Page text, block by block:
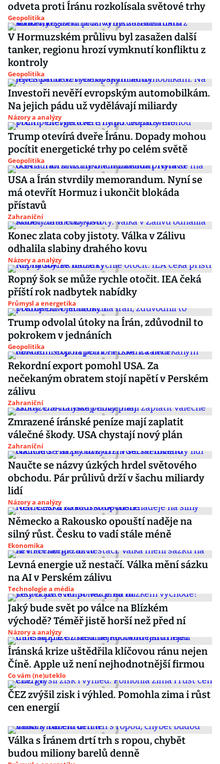
odveta proti Íránu rozkolísala světové trhy
Geopolitika
V Hormuzském průlivu byl zasažen další
tanker, regionu hrozí vymknutí konfliktu z
kontroly
Geopolitika
Investoři nevěří evropským automobilkám.
Na jejich pádu už vydělávají miliardy
Názory a analýzy
Trump otevírá dveře Íránu. Dopady mohou
pocítit energetické trhy po celém světě
Geopolitika
USA a Írán stvrdily memorandum. Nyní se
má otevřít Hormuz i ukončit blokáda
přístavů
Zahraniční
Konec zlata coby jistoty. Válka v Zálivu
odhalila slabiny drahého kovu
Názory a analýzy
Ropný šok se může rychle otočit. IEA čeká
příští rok nadbytek nabídky
Průmysl a energetika
Trump odvolal útoky na Írán, zdůvodnil to
pokrokem v jednáních
Geopolitika
Rekordní export pomohl USA. Za
nečekaným obratem stojí napětí v Perském
zálivu
Zahraniční
Zmrazené íránské peníze mají zaplatit
válečné škody. USA chystají nový plán
Zahraniční
Naučte se názvy úzkých hrdel světového
obchodu. Pár průlivů drží v šachu miliardy
lidí
Názory a analýzy
Německo a Rakousko opouští naděje na
silný růst. Česku to vadí stále méně
Ekonomika
Levná energie už nestačí. Válka mění sázku
na AI v Perském zálivu
Technologie a média
Jaký bude svět po válce na Blízkém
východě? Téměř jistě horší než před ní
Názory a analýzy
Íránská krize uštědřila klíčovou ránu nejen
Číně. Apple už není nejhodnotnější firmou
Co vám (ne)uteklo
ČEZ zvýšil zisk i výhled. Pomohla zima i růst
cen energií
Válka s Íránem drtí trh s ropou, chybět
budou miliony barelů denně